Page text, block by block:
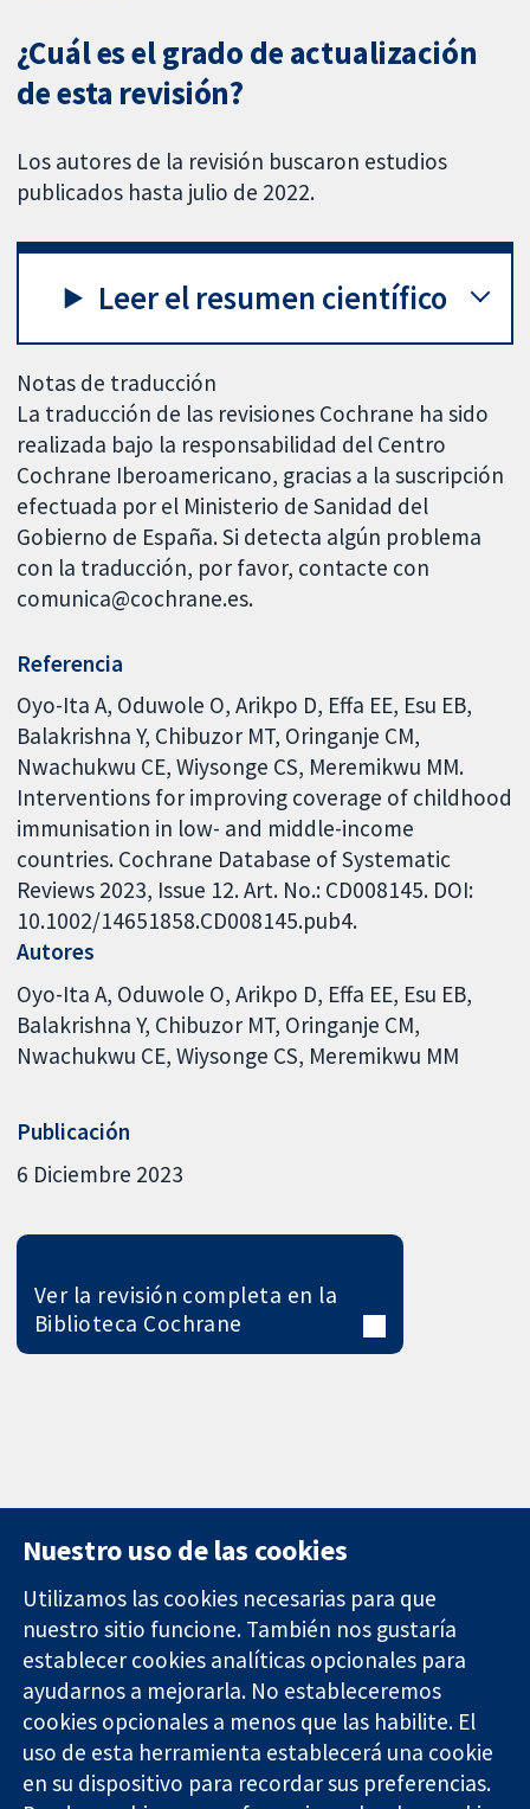
¿Cuál es el grado de actualización
de esta revisión?
Los autores de la revisión buscaron estudios
publicados hasta julio de 2022.
Leer el resumen científico
Notas de traducción
La traducción de las revisiones Cochrane ha sido
realizada bajo la responsabilidad del Centro
Cochrane Iberoamericano, gracias a la suscripción
efectuada por el Ministerio de Sanidad del
Gobierno de España. Si detecta algún problema
con la traducción, por favor, contacte con
comunica@cochrane.es.
Referencia
Oyo-Ita A, Oduwole O, Arikpo D, Effa EE, Esu EB,
Balakrishna Y, Chibuzor MT, Oringanje CM,
Nwachukwu CE, Wiysonge CS, Meremikwu MM.
Interventions for improving coverage of childhood
immunisation in low- and middle-income
countries. Cochrane Database of Systematic
Reviews 2023, Issue 12. Art. No.: CD008145. DOI:
10.1002/14651858.CD008145.pub4.
Autores
Oyo-Ita A Oduwole O Arikpo D Effa EE Esu EB
Balakrishna Y Chibuzor MT Oringanje CM
Nwachukwu CE Wiysonge CS Meremikwu MM
Publicación
6 Diciembre 2023
Ver la revisión completa en la
Biblioteca Cochrane
Evidencia fiable.
Decisiones
informadas.
Mejor salud.
11-13 Cavendish
Square
Londres
W1G 0AN
Reino Unido
Contacto
Noticias
Prensa
Sobre
nosotros
Empleo
Cochrane
Nuestro uso de las cookies
Utilizamos las cookies necesarias para que
nuestro sitio funcione. También nos gustaría
establecer cookies analíticas opcionales para
ayudarnos a mejorarla. No estableceremos
cookies opcionales a menos que las habilite. El
uso de esta herramienta establecerá una cookie
en su dispositivo para recordar sus preferencias.